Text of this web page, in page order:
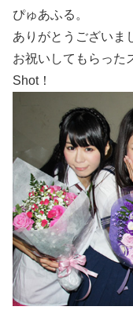
ぴゅあふる。
ありがとうございま
お祝いしてもらった
Shot！